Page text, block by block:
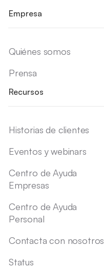
Empresa
Quiénes somos
Prensa
Recursos
Historias de clientes
Eventos y webinars
Centro de Ayuda
Empresas
Centro de Ayuda
Personal
Contacta con nosotros
Status